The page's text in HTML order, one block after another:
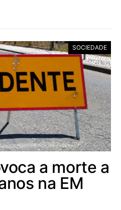
SOCIEDADE
a morte a
na EM